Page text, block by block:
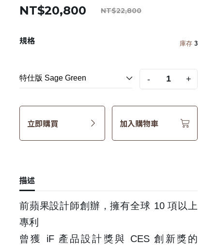
NT$20,800 NT$22,800
規格 庫存 3
- +
立即購買 加入購物車
描述
前蘋果設計師創辦，擁有全球 10 項以上
專利
曾獲 iF 產品設計獎與 CES 創新獎的